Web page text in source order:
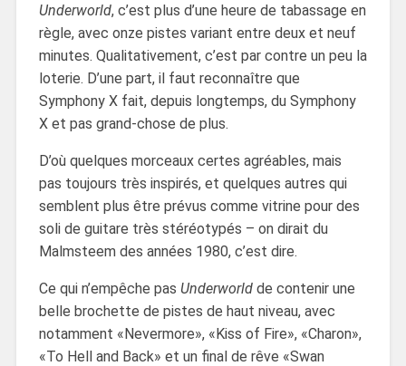
Underworld, c’est plus d’une heure de tabassage en
règle, avec onze pistes variant entre deux et neuf
minutes. Qualitativement, c’est par contre un peu la
loterie. D’une part, il faut reconnaître que
Symphony X fait, depuis longtemps, du Symphony
X et pas grand-chose de plus.
D’où quelques morceaux certes agréables, mais
pas toujours très inspirés, et quelques autres qui
semblent plus être prévus comme vitrine pour des
soli de guitare très stéréotypés – on dirait du
Malmsteem des années 1980, c’est dire.
Ce qui n’empêche pas Underworldde contenir une
belle brochette de pistes de haut niveau, avec
notamment «Nevermore», «Kiss of Fire», «Charon»,
«To Hell and Back» et un final de rêve «Swan